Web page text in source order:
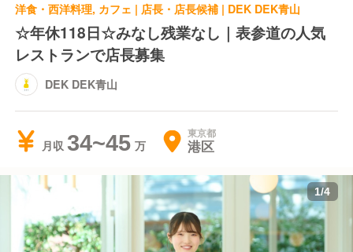
洋食・西洋料理, カフェ | 店長・店長候補 | DEK DEK青山
☆年休118日☆みなし残業なし｜表参道の人気
レストランで店長募集
DEK DEK青山
月収 34~45 東京都
港区
1/4